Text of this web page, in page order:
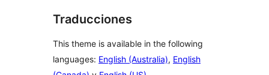
Traducciones
This theme is available in the following
languages: English (Australia), English